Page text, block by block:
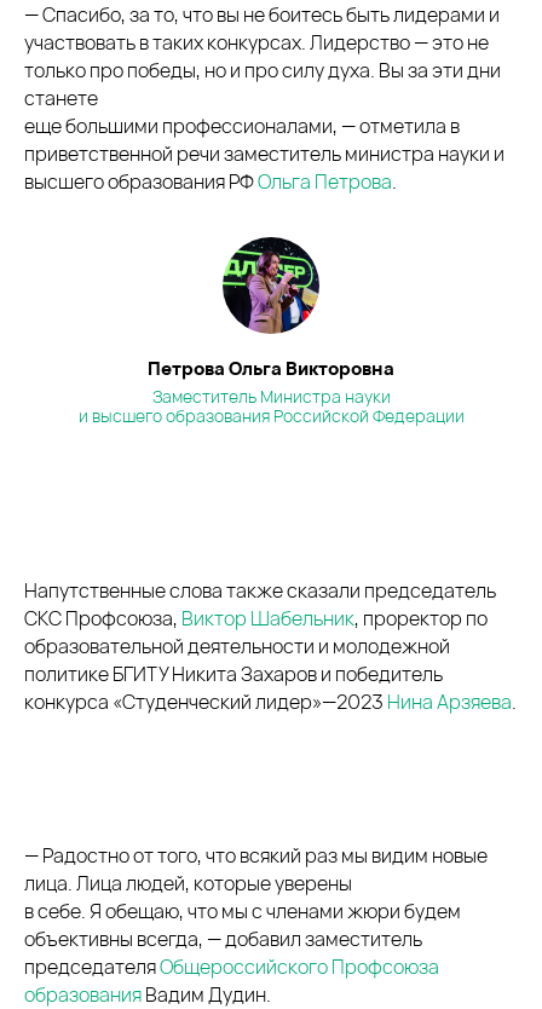
— Спасибо, за то, что вы не боитесь быть лидерами и
участвовать в таких конкурсах. Лидерство — это не
только про победы, но и про силу духа. Вы за эти дни
станете
еще большими профессионалами, — отметила в
приветственной речи заместитель министра науки и
высшего образования РФОльга Петрова.
Петрова Ольга Викторовна
Заместитель Министра науки
и высшего образования Российской Федерации
Напутственные слова также сказали председатель
СКС Профсоюза, Виктор Шабельник, проректор по
образовательной деятельности и молодежной
политике БГИТУ Никита Захаров и победитель
конкурса «Студенческий лидер»—2023 Нина Арзяева.
— Радостно от того, что всякий раз мы видим новые
лица. Лица людей, которые уверены
в себе. Я обещаю, что мы с членами жюри будем
объективны всегда, — добавил заместитель
председателяОбщероссийского Профсоюза
образованияВадим Дудин.